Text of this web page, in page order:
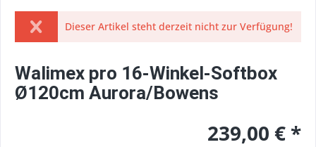
Dieser Artikel steht derzeit nicht zur Verfügung!
Walimex pro 16-Winkel-Softbox
Ø120cm Aurora/Bowens
239,00 € *